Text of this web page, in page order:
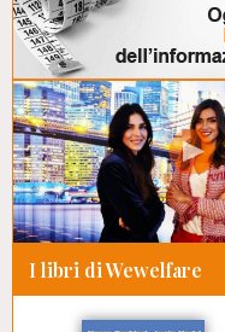
I libri di Wewelfare